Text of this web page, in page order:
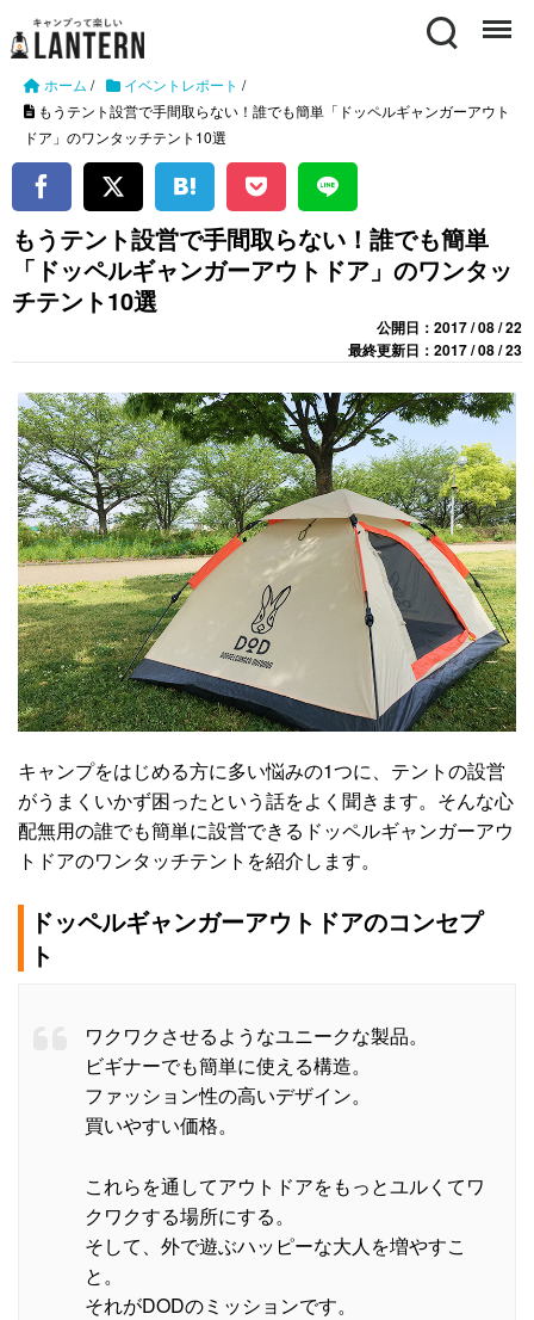
Search Menu
ホーム / イベントレポート /
もうテント設営で手間取らない！誰でも簡単「ドッペルギャンガーアウト
ドア」のワンタッチテント10選
もうテント設営で手間取らない！誰でも簡単
「ドッペルギャンガーアウトドア」のワンタッ
チテント10選
公開日：2017 / 08 / 22
最終更新日：2017 / 08 / 23
キャンプをはじめる方に多い悩みの1つに、テントの設営
がうまくいかず困ったという話をよく聞きます。そんな心
配無用の誰でも簡単に設営できるドッペルギャンガーアウ
トドアのワンタッチテントを紹介します。
ドッペルギャンガーアウトドアのコンセプ
ト
ワクワクさせるようなユニークな製品。
ビギナーでも簡単に使える構造。
ファッション性の高いデザイン。
買いやすい価格。
これらを通してアウトドアをもっとユルくてワ
クワクする場所にする。
そして、外で遊ぶハッピーな大人を増やすこ
と。
それがDODのミッションです。